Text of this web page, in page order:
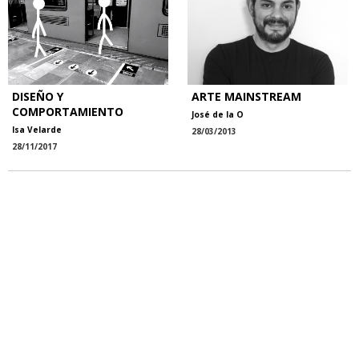
DISEÑO Y
COMPORTAMIENTO
Isa Velarde
28/11/2017
ARTE MAINSTREAM
José de la O
28/03/2013